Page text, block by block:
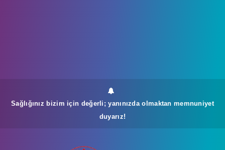
Sağlığınız bizim için değerli; yanınızda olmaktan memnuniyet
duyarız!